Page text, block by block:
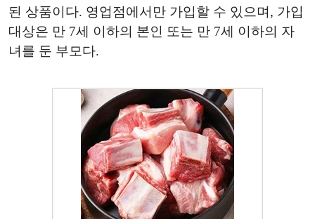
된 상품이다. 영업점에서만 가입할 수 있으며, 가입
대상은 만 7세 이하의 본인 또는 만 7세 이하의 자
녀를 둔 부모다.